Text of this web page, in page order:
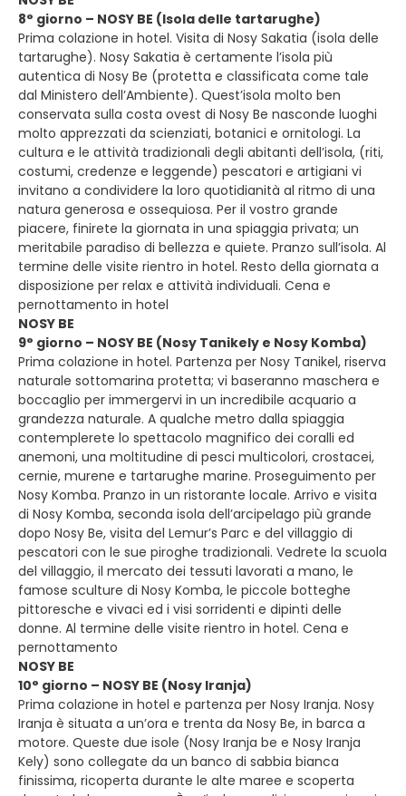
8° giorno – NOSY BE (Isola delle tartarughe)
Prima colazione in hotel. Visita di Nosy Sakatia (isola delle
tartarughe). Nosy Sakatia è certamente l’isola più
autentica di Nosy Be (protetta e classificata come tale
dal Ministero dell’Ambiente). Quest’isola molto ben
conservata sulla costa ovest di Nosy Be nasconde luoghi
molto apprezzati da scienziati, botanici e ornitologi. La
cultura e le attività tradizionali degli abitanti dell’isola, (riti,
costumi, credenze e leggende) pescatori e artigiani vi
invitano a condividere la loro quotidianità al ritmo di una
natura generosa e ossequiosa. Per il vostro grande
piacere, finirete la giornata in una spiaggia privata; un
meritabile paradiso di bellezza e quiete. Pranzo sull’isola. Al
termine delle visite rientro in hotel. Resto della giornata a
disposizione per relax e attività individuali. Cena e
pernottamento in hotel
NOSY BE
9° giorno – NOSY BE (Nosy Tanikely e Nosy Komba)
Prima colazione in hotel. Partenza per Nosy Tanikel, riserva
naturale sottomarina protetta; vi baseranno maschera e
boccaglio per immergervi in un incredibile acquario a
grandezza naturale. A qualche metro dalla spiaggia
contemplerete lo spettacolo magnifico dei coralli ed
anemoni, una moltitudine di pesci multicolori, crostacei,
cernie, murene e tartarughe marine. Proseguimento per
Nosy Komba. Pranzo in un ristorante locale. Arrivo e visita
di Nosy Komba, seconda isola dell’arcipelago più grande
dopo Nosy Be, visita del Lemur’s Parc e del villaggio di
pescatori con le sue piroghe tradizionali. Vedrete la scuola
del villaggio, il mercato dei tessuti lavorati a mano, le
famose sculture di Nosy Komba, le piccole botteghe
pittoresche e vivaci ed i visi sorridenti e dipinti delle
donne. Al termine delle visite rientro in hotel. Cena e
pernottamento
NOSY BE
10° giorno – NOSY BE (Nosy Iranja)
Prima colazione in hotel e partenza per Nosy Iranja. Nosy
Iranja è situata a un’ora e trenta da Nosy Be, in barca a
motore. Queste due isole (Nosy Iranja be e Nosy Iranja
Kely) sono collegate da un banco di sabbia bianca
finissima, ricoperta durante le alte maree e scoperta